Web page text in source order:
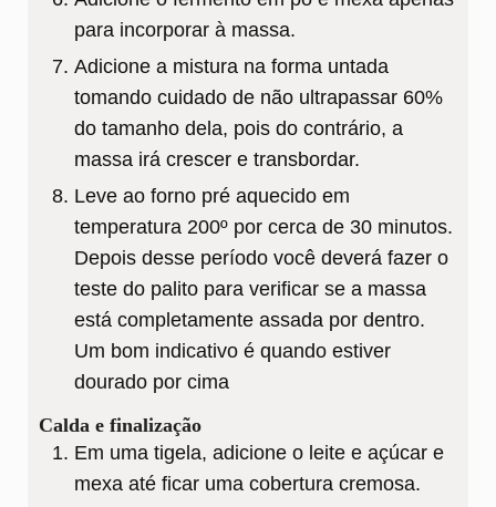
para incorporar à massa.
Adicione a mistura na forma untada
tomando cuidado de não ultrapassar 60%
do tamanho dela, pois do contrário, a
massa irá crescer e transbordar.
Leve ao forno pré aquecido em
temperatura 200º por cerca de 30 minutos.
Depois desse período você deverá fazer o
teste do palito para verificar se a massa
está completamente assada por dentro.
Um bom indicativo é quando estiver
dourado por cima
Calda e finalização
Em uma tigela, adicione o leite e açúcar e
mexa até ficar uma cobertura cremosa.